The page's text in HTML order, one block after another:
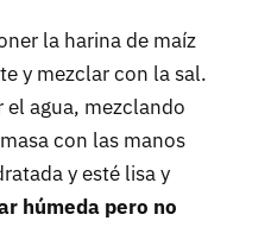
la harina de maíz
y mezclar con la sal.
el agua, mezclando
con las manos
y esté lisa y
húmeda pero no